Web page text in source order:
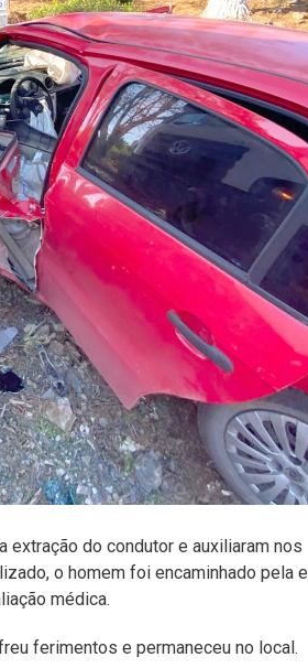
do condutor e auxiliaram nos
o homem foi encaminhado pela
médica.
ferimentos e permaneceu no local.